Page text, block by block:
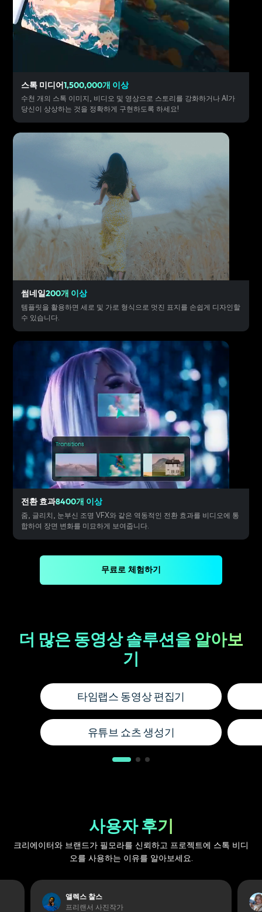
스톡 미디어1,500,000개 이상
수천 개의 스톡 이미지, 비디오 및 영상으로 스토리를 강화하거나 AI가
당신이 상상하는 것을 정확하게 구현하도록 하세요!
썸네일200개 이상
템플릿을 활용하면 세로 및 가로 형식으로 멋진 표지를 손쉽게 디자인할
수 있습니다.
전환 효과8400개 이상
줌, 글리치, 눈부신 조명 VFX와 같은 역동적인 전환 효과를 비디오에 통
합하여 장면 변화를 미묘하게 보여줍니다.
무료로 체험하기
더 많은 동영상 솔루션을 알아보
기
타임랩스 동영상 편집기
유튜브 쇼츠 생성기
사용자 후기
크리에이터와 브랜드가 필모라를 신뢰하고 프로젝트에 스톡 비디
오를 사용하는 이유를 알아보세요.
앨렉스 찰스
프리랜서 사진작가